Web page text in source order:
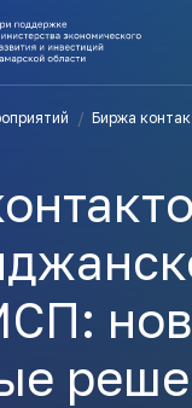
/ Биржа